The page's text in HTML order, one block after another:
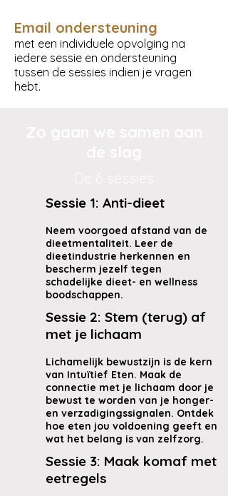
Email ondersteuning
met een individuele opvolging na
iedere sessie en ondersteuning
tussen de sessies indien je vragen
hebt.
Sessie 1: Anti-dieet
Neem voorgoed afstand van de
dieetmentaliteit. Leer de
dieetindustrie herkennen en
bescherm jezelf tegen
schadelijke dieet- en wellness
boodschappen.
Sessie 2: Stem (terug) af
met je lichaam
Lichamelijk bewustzijn is de kern
van Intuïtief Eten. Maak de
connectie met je lichaam door je
bewust te worden van je honger-
en verzadigingssignalen. Ontdek
hoe eten jou voldoening geeft en
wat het belang is van zelfzorg.
Sessie 3: Maak komaf met
eetregels